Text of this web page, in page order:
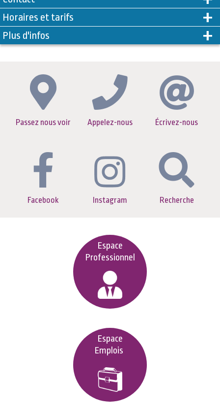
Horaires et tarifs
Plus d'infos
Passez nous voir Appelez-nous Écrivez-nous
Facebook Instagram Recherche
Espace
Professionnel
Espace
Emplois